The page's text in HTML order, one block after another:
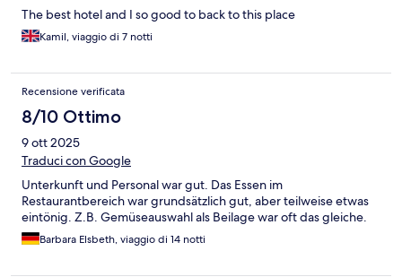
The best hotel and I so good to back to this place
Kamil, viaggio di 7 notti
Recensione verificata
8/10 Ottimo
9 ott 2025
Traduci con Google
Unterkunft und Personal war gut. Das Essen im
Restaurantbereich war grundsätzlich gut, aber teilweise etwas
eintönig. Z.B. Gemüseauswahl als Beilage war oft das gleiche.
Barbara Elsbeth, viaggio di 14 notti